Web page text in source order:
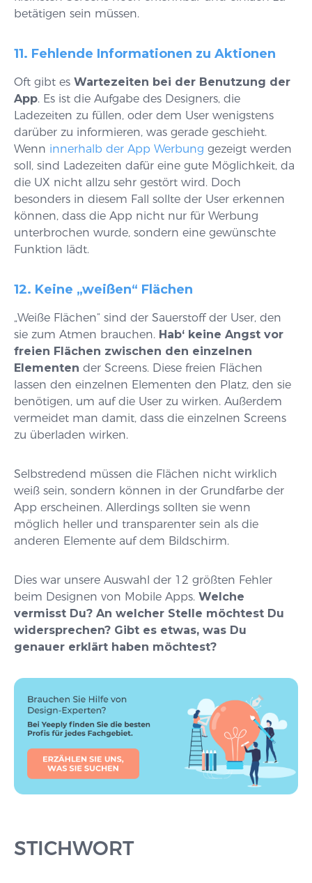
betätigen sein müssen.
11. Fehlende Informationen zu Aktionen
Oft gibt es Wartezeiten bei der Benutzung der
App. Es ist die Aufgabe des Designers, die
Ladezeiten zu füllen, oder dem User wenigstens
darüber zu informieren, was gerade geschieht.
Wenn innerhalb der App Werbung gezeigt werden
soll, sind Ladezeiten dafür eine gute Möglichkeit, da
die UX nicht allzu sehr gestört wird. Doch
besonders in diesem Fall sollte der User erkennen
können, dass die App nicht nur für Werbung
unterbrochen wurde, sondern eine gewünschte
Funktion lädt.
12. Keine „weißen“ Flächen
„Weiße Flächen“ sind der Sauerstoff der User, den
sie zum Atmen brauchen. Hab‘ keine Angst vor
freien Flächen zwischen den einzelnen
Elementen der Screens. Diese freien Flächen
lassen den einzelnen Elementen den Platz, den sie
benötigen, um auf die User zu wirken. Außerdem
vermeidet man damit, dass die einzelnen Screens
zu überladen wirken.
Selbstredend müssen die Flächen nicht wirklich
weiß sein, sondern können in der Grundfarbe der
App erscheinen. Allerdings sollten sie wenn
möglich heller und transparenter sein als die
anderen Elemente auf dem Bildschirm.
Dies war unsere Auswahl der 12 größten Fehler
beim Designen von Mobile Apps. Welche
vermisst Du? An welcher Stelle möchtest Du
widersprechen? Gibt es etwas, was Du
genauer erklärt haben möchtest?
STICHWORT